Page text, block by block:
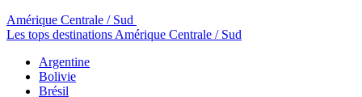
Amérique Centrale / Sud
Les tops destinations Amérique Centrale / Sud
Argentine
Bolivie
Brésil